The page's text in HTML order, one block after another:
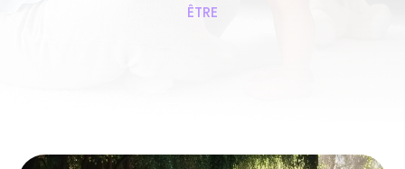
ÊTRE